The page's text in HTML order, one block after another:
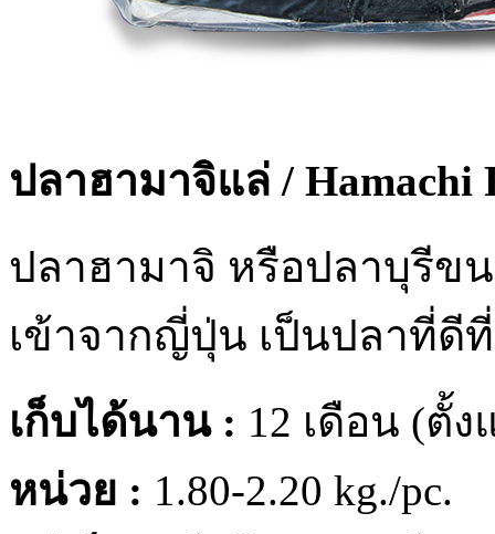
ปลาฮามาจิแล่ / Hamachi
ปลาฮามาจิ หรือปลาบุรีข
เข้าจากญี่ปุ่น เป็นปลาที่ดี
เก็บได้นาน : 12 เดือน (ตั้
หน่วย : 1.80-2.20 kg./pc.